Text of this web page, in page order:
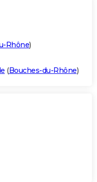
Rhône)
(Bouches-du-Rhône)